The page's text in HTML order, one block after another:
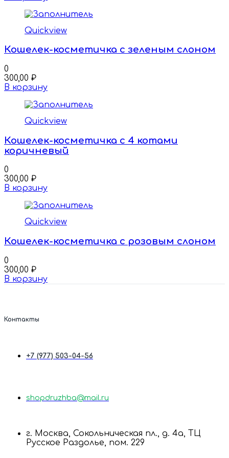
Quickview
Кошелек-косметичка с зеленым слоном
0
300,00 ₽
В корзину
Quickview
Кошелек-косметичка с 4 котами
коричневый
0
300,00 ₽
В корзину
Quickview
Кошелек-косметичка с розовым слоном
0
300,00 ₽
В корзину
Контакты
+7 (977) 503-04-56
shopdruzhba@mail.ru
г. Москва, Сокольническая пл., д. 4а, ТЦ
Русское Раздолье, пом. 229